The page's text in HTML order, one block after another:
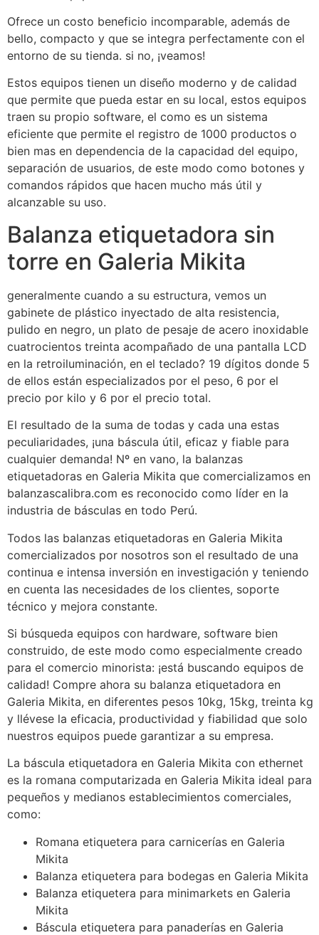
Ofrece un costo beneficio incomparable, además de
bello, compacto y que se integra perfectamente con el
entorno de su tienda. si no, ¡veamos!
Estos equipos tienen un diseño moderno y de calidad
que permite que pueda estar en su local, estos equipos
traen su propio software, el como es un sistema
eficiente que permite el registro de 1000 productos o
bien mas en dependencia de la capacidad del equipo,
separación de usuarios, de este modo como botones y
comandos rápidos que hacen mucho más útil y
alcanzable su uso.
Balanza etiquetadora sin
torre en Galeria Mikita
generalmente cuando a su estructura, vemos un
gabinete de plástico inyectado de alta resistencia,
pulido en negro, un plato de pesaje de acero inoxidable
cuatrocientos treinta acompañado de una pantalla LCD
en la retroiluminación, en el teclado? 19 dígitos donde 5
de ellos están especializados por el peso, 6 por el
precio por kilo y 6 por el precio total.
El resultado de la suma de todas y cada una estas
peculiaridades, ¡una báscula útil, eficaz y fiable para
cualquier demanda! Nº en vano, la balanzas
etiquetadoras en Galeria Mikita que comercializamos en
balanzascalibra.com es reconocido como líder en la
industria de básculas en todo Perú.
Todos las balanzas etiquetadoras en Galeria Mikita
comercializados por nosotros son el resultado de una
continua e intensa inversión en investigación y teniendo
en cuenta las necesidades de los clientes, soporte
técnico y mejora constante.
Si búsqueda equipos con hardware, software bien
construido, de este modo como especialmente creado
para el comercio minorista: ¡está buscando equipos de
calidad! Compre ahora su balanza etiquetadora en
Galeria Mikita, en diferentes pesos 10kg, 15kg, treinta kg
y llévese la eficacia, productividad y fiabilidad que solo
nuestros equipos puede garantizar a su empresa.
La báscula etiquetadora en Galeria Mikita con ethernet
es la romana computarizada en Galeria Mikita ideal para
pequeños y medianos establecimientos comerciales,
como:
Romana etiquetera para carnicerías en Galeria
Mikita
Balanza etiquetera para bodegas en Galeria Mikita
Balanza etiquetera para minimarkets en Galeria
Mikita
Báscula etiquetera para panaderías en Galeria